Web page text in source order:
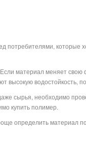
потребителями, которые
материал меняет
водостойкость,
сырья, необходимо
купить полимер.
определить материал